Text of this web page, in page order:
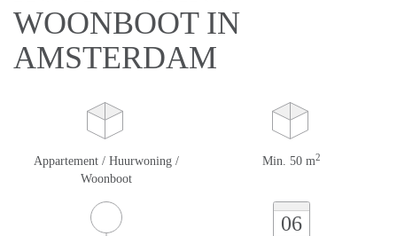
WOONBOOT IN
AMSTERDAM
Appartement / Huurwoning /
Woonboot
Min. 50 m2
06